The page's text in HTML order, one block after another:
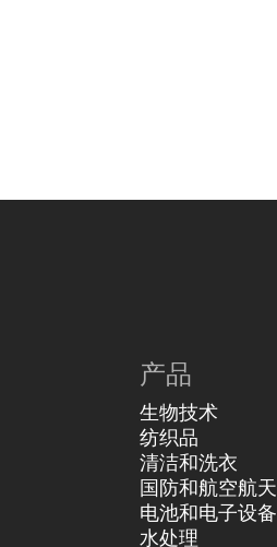
产品
生物技术
纺织品
清洁和洗衣
国防和航空航天
电池和电子设备
水处理